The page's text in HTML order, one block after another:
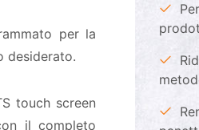
per la
desiderato.
touch screen
il completo